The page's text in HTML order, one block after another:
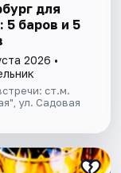
для
5 баров и 5
2026 •
ст.м.
ул. Садовая